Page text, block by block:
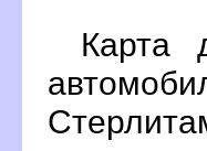
Карта